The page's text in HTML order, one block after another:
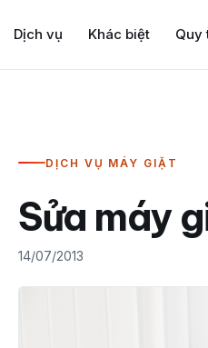
Dịch vụ Khác biệt Quy
DỊCH VỤ MÁY GIẶT
Sửa máy
14/07/2013